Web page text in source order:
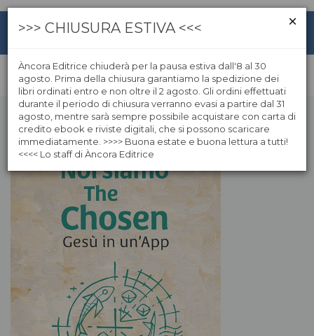
>>> CHIUSURA ESTIVA <<<
Àncora Editrice chiuderà per la pausa estiva dall'8 al 30
agosto. Prima della chiusura garantiamo la spedizione dei
libri ordinati entro e non oltre il 2 agosto. Gli ordini effettuati
durante il periodo di chiusura verranno evasi a partire dal 31
agosto, mentre sarà sempre possibile acquistare con carta di
credito ebook e riviste digitali, che si possono scaricare
immediatamente. >>>> Buona estate e buona lettura a tutti!
<<<< Lo staff di Àncora Editrice